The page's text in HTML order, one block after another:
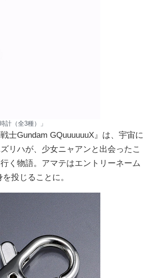
計（全3種）」
士Gundam GQuuuuuuX』は、宇宙に
リハが、少女ニャアンと出会ったこ
く物語。アマテはエントリーネーム
投じることに。